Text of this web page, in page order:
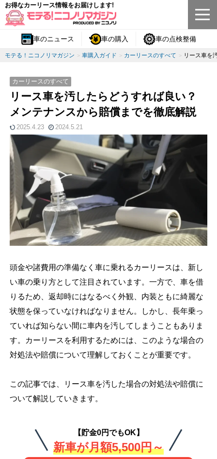
お得なカーリース情報をお届けします!
車のニュース 車の購入 車の点検整備
モテる！ニコノリマガジン 車購入ガイド カーリースのすべて リース車を
カーリースのすべて
リース車を汚したらどうすれば良い？
メンテナンスから賠償までを徹底解説
2025.4.23 2024.5.21
頭金や諸費用の準備なく車に乗れるカーリースは、新し
い車の乗り方として注目されています。一方で、車を借
りるため、返却時にはなるべく外観、内装ともに綺麗な
状態を保っていなければなりません。しかし、長年乗っ
ていれば知らない間に車内を汚してしまうこともありま
す。カーリースを利用するためには、このような場合の
対処法や賠償について理解しておくことが重要です。
この記事では、リース車を汚した場合の対処法や賠償に
ついて解説していきます。
【貯金0円でもOK】
新車が月額5,500円～